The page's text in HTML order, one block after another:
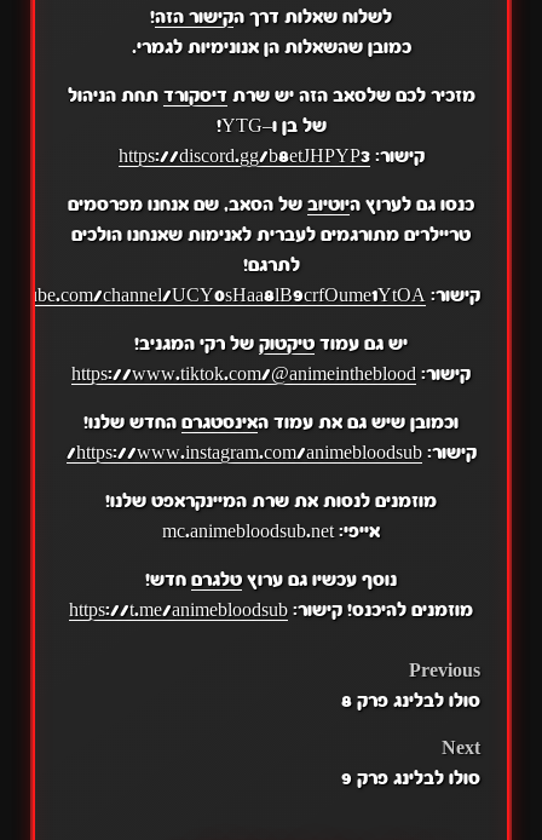
לשלוח שאלות דרך הקישור הזה!
כמובן שהשאלות הן אנונימיות לגמרי.
מזכיר לכם שלסאב הזה יש שרת דיסקורד תחת הניהול
של בן ו–YTG!
קישור:https://discord.gg/b8etJHPYP3
כנסו גם לערוץ היוטיובשל הסאב, שם אנחנו מפרסמים
טריילרים מתורגמים לעברית לאנימות שאנחנו הולכים
לתרגם!
קישור: channel/UCY0sHaa8lB9crfOume1YtOA
יש גם עמודטיקטוקשל רקי המגניב!
קישור: https://www.tiktok.com/@animeintheblood
וכמובן שיש גם את עמוד האינסטגרם החדש שלנו!
קישור:https://www.instagram.com/animebloodsub/
מוזמנים לנסות את שרת המיינקראפט שלנו!
אייפי: mc.animebloodsub.net
נוסף עכשיו גם ערוץטלגרםחדש!
מוזמנים להיכנס! קישור: https://t.me/animebloodsub
POST
Previous
סולו לבלינג פרק 8
Next
סולו לבלינג פרק 9